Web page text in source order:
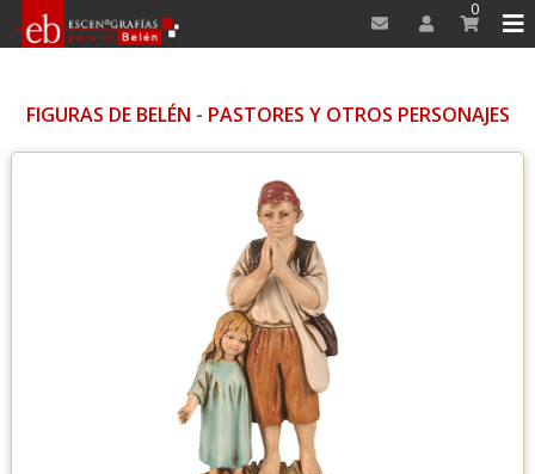
0
FIGURAS DE BELÉN - PASTORES Y OTROS PERSONAJES